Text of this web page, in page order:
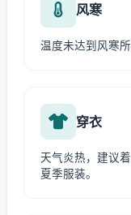
风寒
温度未达到风寒
穿衣
天气炎热，建议
夏季服装。